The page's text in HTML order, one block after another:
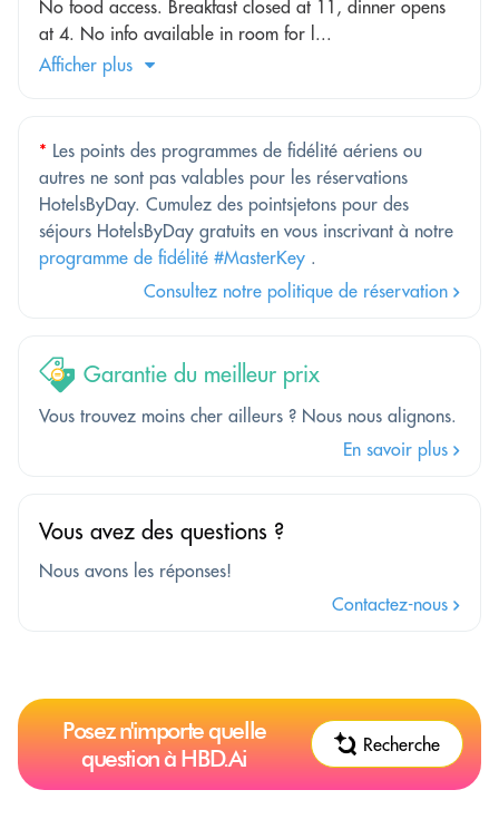
No food access. Breakfast closed at 11, dinner opens
at 4. No info available in room for l...
Afficher plus
* Les points des programmes de fidélité aériens ou
autres ne sont pas valables pour les réservations
HotelsByDay. Cumulez des pointsjetons pour des
séjours HotelsByDay gratuits en vous inscrivant à notre
programme de fidélité #MasterKey .
Consultez notre politique de réservation
Garantie du meilleur prix
Vous trouvez moins cher ailleurs ? Nous nous alignons.
En savoir plus
Vous avez des questions ?
Nous avons les réponses!
Contactez-nous
Posez n'importe quelle
question à HBD.Ai
Recherche